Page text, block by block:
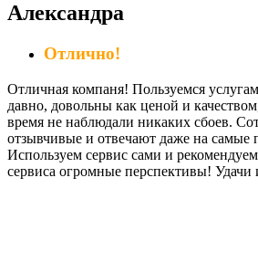
Александра
Отлично!
Отличная компаня! Пользуемся
давно, довольны как ценой и
время не наблюдали никаких сбоев.
отзывчивые и отвечают даже на самые
Используем сервис сами и
сервиса огромные перспективы! Удачи